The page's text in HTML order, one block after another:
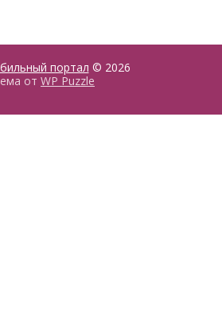
портал © 2026
от WP Puzzle